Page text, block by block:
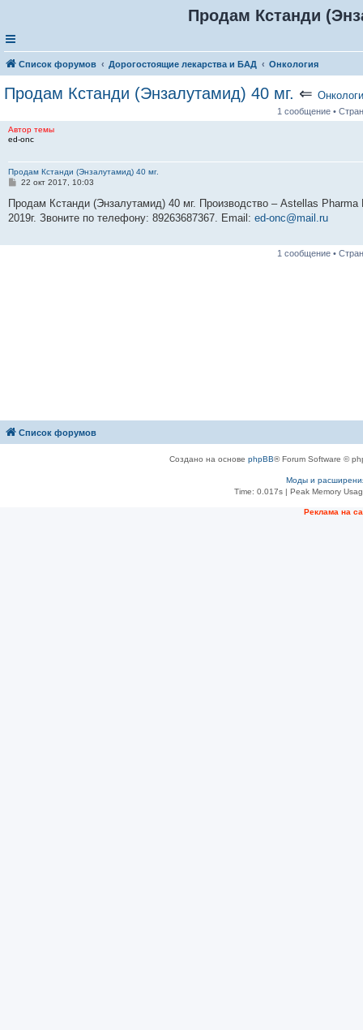
Продам Кстанди
Список форумов Дорогостоящие лекарства и БАД Онкология
Продам Кстанди (Энзалутамид) 40 мг. ⇐
1 сообщение •
Автор темы
ed-onc
Продам Кстанди (Энзалутамид) 40 мг.
С
о
щ
22 окт 2017, 10:03
Продам Кстанди (Энзалутамид) 40 мг. Производство – Astellas
2019г. Звоните по телефону: 89263687367. Email: ed-onc@mail.ru
1 сообщение •
Список форумов
Создано на основе phpBB® Forum Software ©
Моды и
Time: 0.017s| Peak Memory
Рeклама на